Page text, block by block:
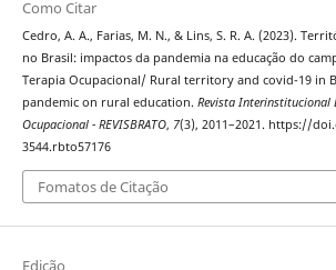
Como Citar
Cedro, A. A., Farias, M. N., & Lins, S. R. A. (2023).
no Brasil: impactos da pandemia na educação do
Terapia Ocupacional/ Rural territory and covid-19 in
pandemic on rural education. Revista Interinstitucional
Ocupacional - REVISBRATO, 7(3), 2011–2021. https://
3544.rbto57176
Fomatos de Citação
Edição